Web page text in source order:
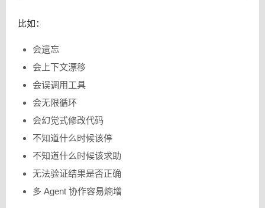
比如：
会遗忘
会上下文漂移
会误调用工具
会无限循环
会幻觉式修改代码
不知道什么时候该停
不知道什么时候该求助
无法验证结果是否正确
多 Agent 协作容易熵增